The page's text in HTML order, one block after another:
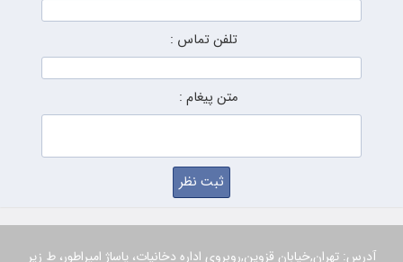
تلفن تماس :
متن پیغام :
آدرس: تهران,خیابان قزوین,روبروی اداره دخانیات، پاساژ امپراطور، ط زیر